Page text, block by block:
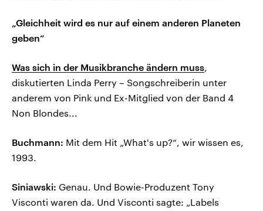
„Gleichheit wird es nur auf einem anderen Planeten
geben“
Was sich in der Musikbranche ändern muss,
diskutierten Linda Perry – Songschreiberin unter
anderem von Pink und Ex-Mitglied von der Band 4
Non Blondes...
Buchmann: Mit dem Hit „What's up?“, wir wissen es,
1993.
Siniawski: Genau. Und Bowie-Produzent Tony
Visconti waren da. Und Visconti sagte: „Labels